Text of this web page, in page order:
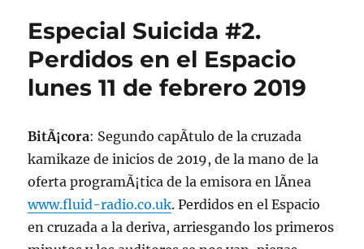
emisiÃ³n
NÂ°2
de
lunes
de
de
2019
Especial Suicida #2.
Perdidos en el Espacio
lunes 11 de febrero 2019
BitÃ¡cora: Segundo capÃ­tulo de la cruzada
kamikaze de inicios de 2019, de la mano de la
oferta programÃ¡tica de la emisora en lÃ­nea
www.fluid-radio.co.uk. Perdidos en el Espacio
en cruzada a la deriva, arriesgando los primeros